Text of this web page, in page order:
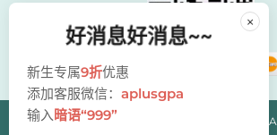
© Copyright 2024 AplusGPA
好消息好消息~~
新生专属9折优惠
添加客服微信： aplusgpa
输入暗语“999”
×